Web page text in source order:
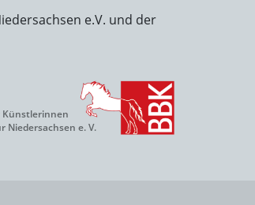
e.V. und der
Künstlerinnen
Niedersachsen e. V.